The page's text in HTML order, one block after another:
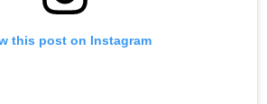
this post on Instagram